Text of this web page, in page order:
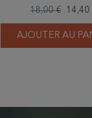
18,00 € 14,40
AJOUTER AU